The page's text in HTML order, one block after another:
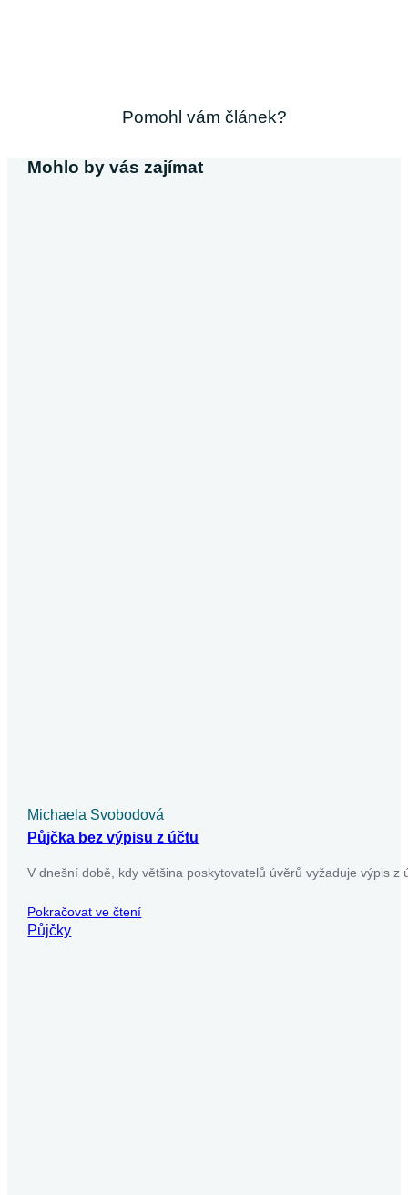
Pomohl vám článek?
Mohlo by vás zajímat
Michaela Svobodová
Půjčka bez výpisu z účtu
V dnešní době, kdy většina poskytovatelů úvěrů vyžaduje výpis
Pokračovat ve čtení
Půjčky